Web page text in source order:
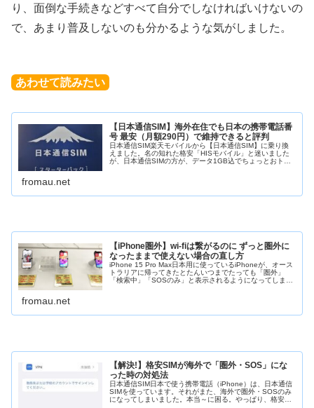
り、面倒な手続きなどすべて自分でしなければいけないの
で、あまり普及しないのも分かるような気がしました。
あわせて読みたい
【日本通信SIM】海外在住でも日本の携帯電話番
号 最安（月額290円）で維持できると評判
日本通信SIM楽天モバイルから【日本通信SIM】に乗り換
えました。名の知れた格安「HISモバイル」と迷いました
が、日本通信SIMの方が、データ1GB込でちょっとおトク
fromau.net
【iPhone圏外】wi-fiは繋がるのに ずっと圏外に
なったままで使えない場合の直し方
iPhone 15 Pro Max日本用に使っているiPhoneが、オース
トラリアに帰ってきたとたんいつまでたっても「圏外」
「検索中」「SOSのみ」と表示されるようになってしまい
fromau.net
【解決!】格安SIMが海外で「圏外・SOS」にな
った時の対処法
日本通信SIM日本で使う携帯電話（iPhone）は、日本通信
SIMを使っています。それがまた、海外で圏外・SOSのみ
になってしまいました。本当～に困る。やっぱり、格安